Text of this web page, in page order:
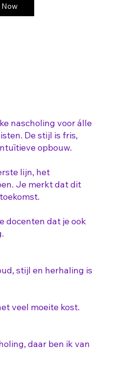
nascholing voor álle
De stijl is fris,
opbouw.
lijn, het
Je merkt dat dit
docenten dat je ook
stijl en herhaling is
veel moeite kost.
daar ben ik van